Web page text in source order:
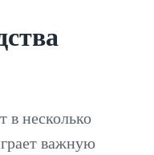
в несколько
важную